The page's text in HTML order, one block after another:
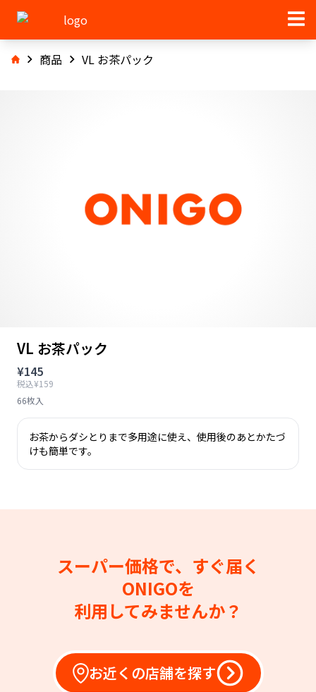
商品 VL お茶パック
VL お茶パック
¥145
税込¥159
66枚入
お茶からダシとりまで多用途に使え、使用後のあとかたづ
けも簡単です。
スーパー価格で、すぐ届く
ONIGOを
利用してみませんか？
お近くの店舗を探す